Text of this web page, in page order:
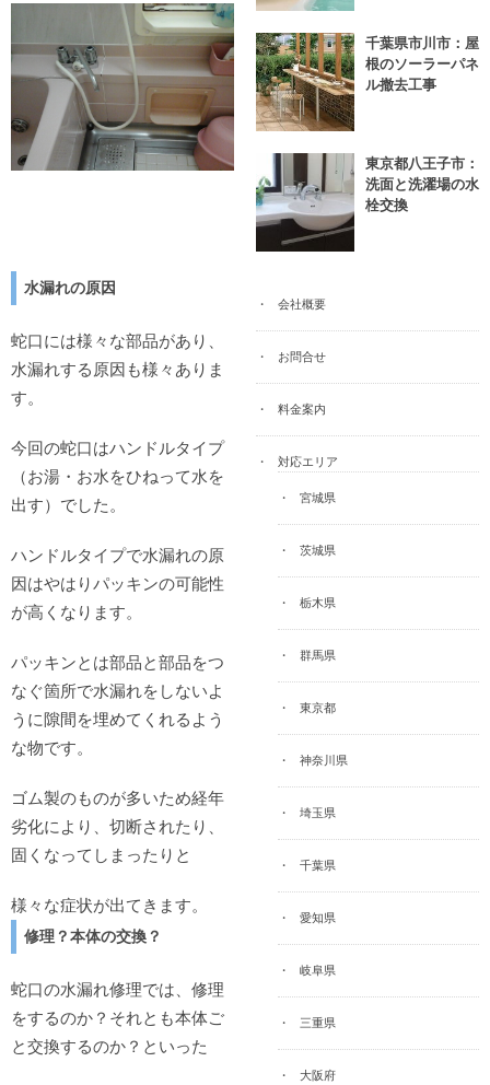
水漏れの原因
蛇口には様々な部品があり、
水漏れする原因も様々ありま
す。
今回の蛇口はハンドルタイプ
（お湯・お水をひねって水を
出す）でした。
ハンドルタイプで水漏れの原
因はやはりパッキンの可能性
が高くなります。
パッキンとは部品と部品をつ
なぐ箇所で水漏れをしないよ
うに隙間を埋めてくれるよう
な物です。
ゴム製のものが多いため経年
劣化により、切断されたり、
固くなってしまったりと
様々な症状が出てきます。
修理？本体の交換？
蛇口の水漏れ修理では、修理
をするのか？それとも本体ご
と交換するのか？といった
千葉県市川市：屋
根のソーラーパネ
ル撤去工事
東京都八王子市：
洗面と洗濯場の水
栓交換
会社概要
お問合せ
料金案内
対応エリア
宮城県
茨城県
栃木県
群馬県
東京都
神奈川県
埼玉県
千葉県
愛知県
岐阜県
三重県
大阪府